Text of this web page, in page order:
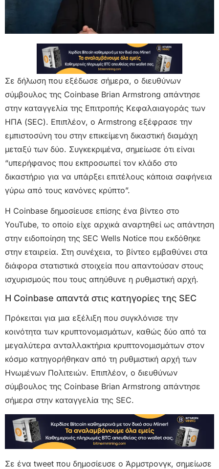
Σε δήλωση που εξέδωσε σήμερα, ο διευθύνων
σύμβουλος της Coinbase Brian Armstrong απάντησε
στην καταγγελία της Επιτροπής Κεφαλαιαγοράς των
ΗΠΑ (SEC). Επιπλέον, ο Armstrong εξέφρασε την
εμπιστοσύνη του στην επικείμενη δικαστική διαμάχη
μεταξύ των δύο. Συγκεκριμένα, σημείωσε ότι είναι
“υπερήφανος που εκπροσωπεί τον κλάδο στο
δικαστήριο για να υπάρξει επιτέλους κάποια σαφήνεια
γύρω από τους κανόνες κρύπτο”.
Η Coinbase δημοσίευσε επίσης ένα βίντεο στο
YouTube, το οποίο είχε αρχικά αναρτηθεί ως απάντηση
στην ειδοποίηση της SEC Wells Notice που εκδόθηκε
στην εταιρεία. Στη συνέχεια, το βίντεο εμβαθύνει στα
διάφορα στατιστικά στοιχεία που απαντούσαν στους
ισχυρισμούς που τους απηύθυνε η ρυθμιστική αρχή.
Η Coinbase απαντά στις κατηγορίες της SEC
Πρόκειται για μια εξέλιξη που συγκλόνισε την
κοινότητα των κρυπτονομισμάτων, καθώς δύο από τα
μεγαλύτερα ανταλλακτήρια κρυπτονομισμάτων στον
κόσμο κατηγορήθηκαν από τη ρυθμιστική αρχή των
Ηνωμένων Πολιτειών. Επιπλέον, ο διευθύνων
σύμβουλος της Coinbase Brian Armstrong απάντησε
σήμερα στην καταγγελία της SEC.
Σε ένα tweet που δημοσίευσε ο Άρμστρονγκ, σημείωσε